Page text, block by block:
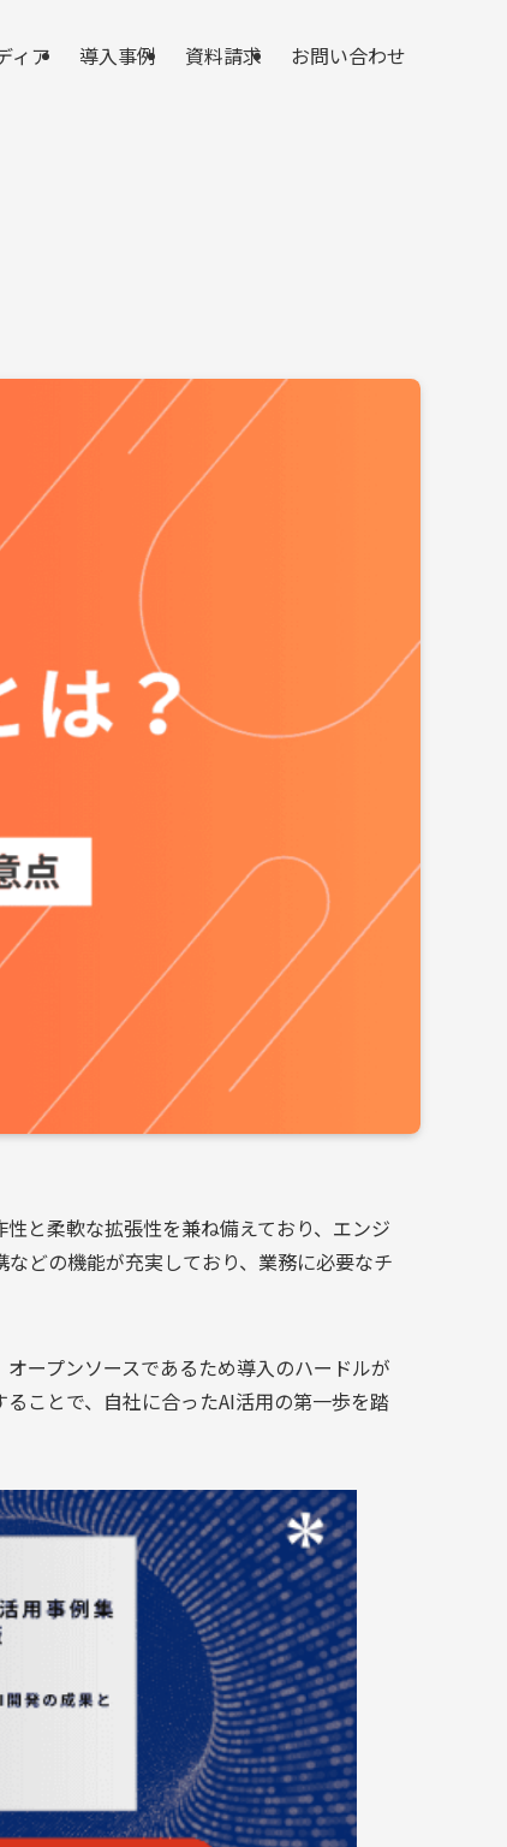
ィア 導入事例 資料請求 お問い合わせ
と柔軟な拡張性を兼ね備えており、エンジ
どの機能が充実しており、業務に必要なチ
ープンソースであるため導入のハードルが
ことで、自社に合ったAI活用の第一歩を踏